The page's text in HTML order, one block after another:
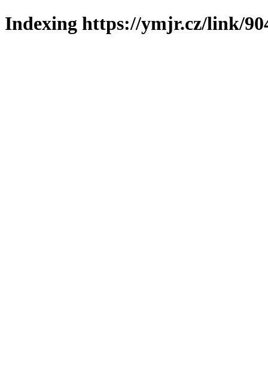
Indexing https://ymjr.cz/link/